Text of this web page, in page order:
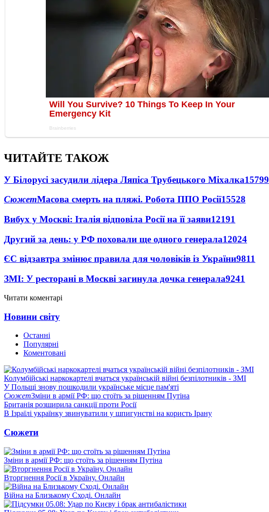
ЧИТАЙТЕ ТАКОЖ
У Білорусі засудили лідера Ляпіса Трубецького Міхалка15799
СюжетМасова смерть на пляжі. Робота ППО Росії15528
Вибух у Москві: Італія відповіла Росії на її заяви12191
Другий за день: у РФ поховали ще одного генерала12024
ЄС відзавтра змінює правила для чоловіків із України9811
ЗМІ: У ресторані в Москві загинула дочка генерала9241
Читати коментарі
Новини світу
Останні
Популярні
Коментовані
Колумбійські наркокартелі вчаться українській війні безпілотників - ЗМІ
У Польщі знову пошкодили українське місце пам'яті
СюжетЗміни в армії РФ: що стоїть за рішенням Путіна
Британія розширила санкції проти Росії
В Ізраїлі українку звинуватили у шпигунстві на користь Ірану
Сюжети
Зміни в армії РФ: що стоїть за рішенням Путіна
Вторгнення Росії в Україну. Онлайн
Війна на Близькому Сході. Онлайн